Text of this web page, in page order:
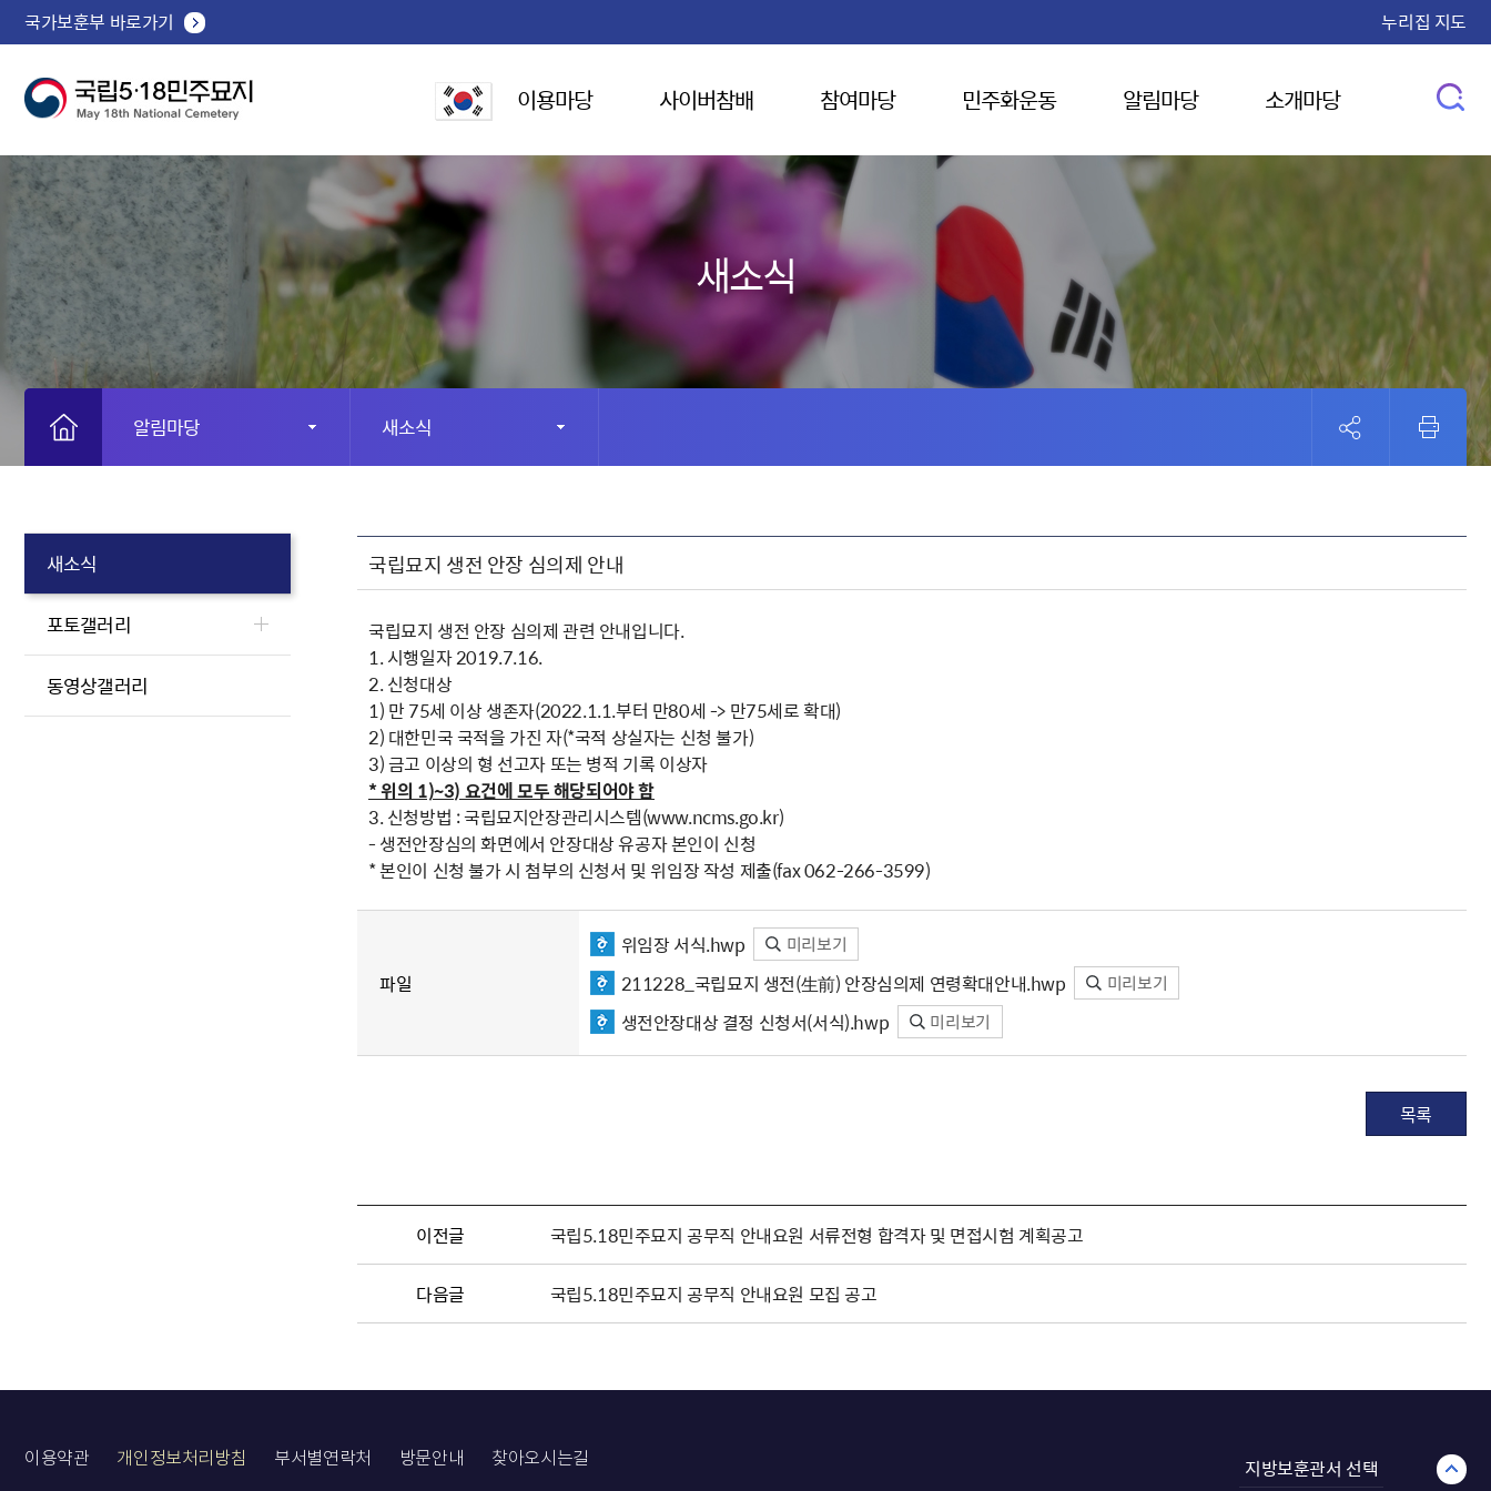
국가보훈부 바로가기 누리집 지도
이용마당 사이버참배 참여마당 민주화운동 알림마당 소개마당
새소식
알림마당 새소식
새소식
포토갤러리
동영상갤러리
국립묘지 생전 안장 심의제 안내
국립묘지 생전 안장 심의제 관련 안내입니다.
1. 시행일자 2019.7.16.
2. 신청대상
1) 만 75세 이상 생존자(2022.1.1.부터 만80세 -> 만75세로 확대)
2) 대한민국 국적을 가진 자(*국적 상실자는 신청 불가)
3) 금고 이상의 형 선고자 또는 병적 기록 이상자
* 위의 1)~3) 요건에 모두 해당되어야 함
3. 신청방법 : 국립묘지안장관리시스템(www.ncms.go.kr)
- 생전안장심의 화면에서 안장대상 유공자 본인이 신청
* 본인이 신청 불가 시 첨부의 신청서 및 위임장 작성 제출(fax 062-266-3599)
파일
위임장 서식.hwp 미리보기
211228_국립묘지 생전(生前) 안장심의제 연령확대안내.hwp 미리보기
생전안장대상 결정 신청서(서식).hwp 미리보기
목록
이전글 국립5.18민주묘지 공무직 안내요원 서류전형 합격자 및 면접시험 계획공고
다음글 국립5.18민주묘지 공무직 안내요원 모집 공고
이용약관 개인정보처리방침 부서별연락처 방문안내 찾아오시는길 지방보훈관서 선택